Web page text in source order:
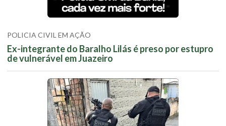
POLICIA CIVIL EM AÇÃO
Ex-integrante do Baralho Lilás é preso por estupro
de vulnerável em Juazeiro